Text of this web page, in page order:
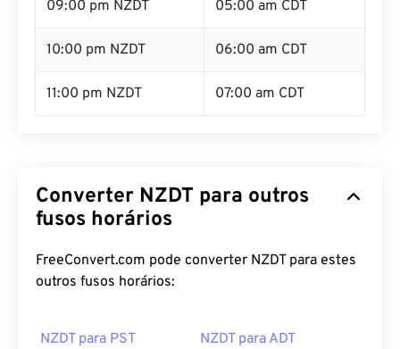
09:00 pm NZDT 05:00 am CDT
10:00 pm NZDT 06:00 am CDT
11:00 pm NZDT 07:00 am CDT
Converter NZDT para outros
fusos horários
FreeConvert.com pode converter NZDT para estes
outros fusos horários:
NZDT para PST NZDT para ADT